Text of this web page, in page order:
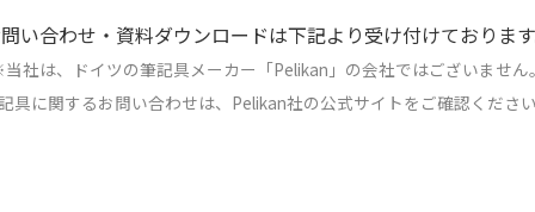
い合わせ・資料ダウンロードは下記より受け付けております
社は、ドイツの筆記具メーカー「Pelikan」の会社ではございません。
具に関するお問い合わせは、Pelikan社の公式サイトをご確認ください